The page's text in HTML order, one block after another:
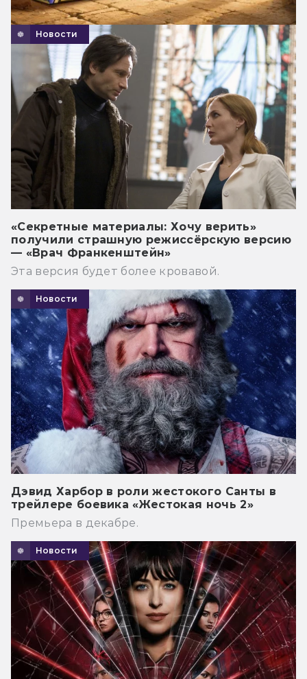
Новости
«Секретные материалы: Хочу верить»
получили страшную режиссёрскую версию
— «Врач Франкенштейн»
Эта версия будет более кровавой.
Новости
Дэвид Харбор в роли жестокого Санты в
трейлере боевика «Жестокая ночь 2»
Премьера в декабре.
Новости